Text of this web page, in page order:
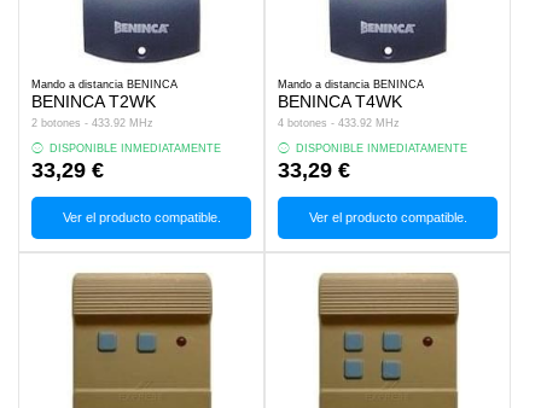
Mando a distancia BENINCA
BENINCA T2WK
2 botones - 433.92 MHz
DISPONIBLE INMEDIATAMENTE
33,29 €
Ver el producto compatible.
Mando a distancia BENINCA
BENINCA T4WK
4 botones - 433.92 MHz
DISPONIBLE INMEDIATAMENTE
33,29 €
Ver el producto compatible.